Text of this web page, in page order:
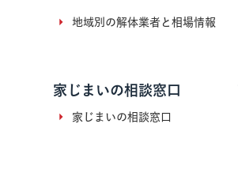
地域別の解体業者と相場情報
家じまいの相談窓口
家じまいの相談窓口